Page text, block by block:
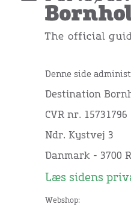
Denne side
Destination
CVR nr. 15731796
Ndr. Kystvej 3
Danmark - 3700
Læs sidens
Webshop: